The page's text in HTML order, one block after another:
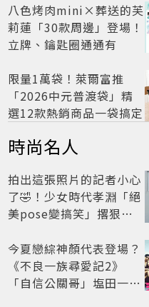
八色烤肉mini×葬送的芙
莉蓮「30款周邊」登場！
立牌、鑰匙圈通通有
限量1萬袋！萊爾富推
「2026中元普渡袋」精
選12款熱銷商品一袋搞定
時尚名人
拍出這張照片的記者小心
了🤣！少女時代孝淵「絕
美pose變搞笑」撂狠
今夏戀綜神顏代表登場？
《不良一族尋愛記2》
「自信公關哥」塩田一馬